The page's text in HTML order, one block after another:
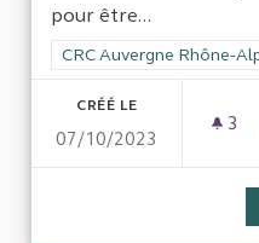
pour être...
Filtrer les résultats de la
CRC Auvergne Rhône-
CRÉÉ LE
07/10/2023
3